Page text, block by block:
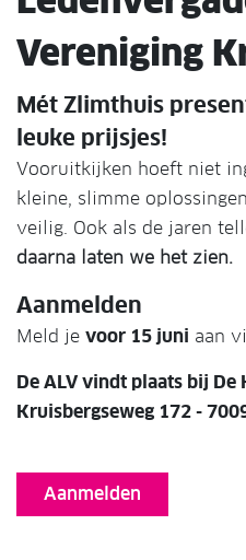
Vereniging
Mét Zlimthuis
leuke prijsjes!
Vooruitkijken hoeft niet
kleine, slimme
veilig. Ook als de jaren
daarna laten we het zien.
Aanmelden
Meld je voor 15 juni aan
De ALV vindt plaats bij De
Kruisbergseweg 172 -
Aanmelden